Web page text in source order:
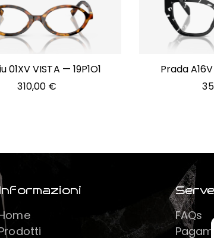
01XV VISTA — 19P1O1
310,00 €
Prada
Informazioni
FAQs